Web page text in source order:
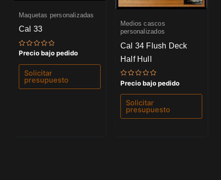
Maquetas personalizadas
Cal 33
Valorado
0
de
Precio bajo pedido
Solicitar
presupuesto
Medios cascos
personalizados
Cal 34 Flush Deck
Half Hull
Valorado
con
0
de
Precio bajo pedido
Solicitar
presupuesto